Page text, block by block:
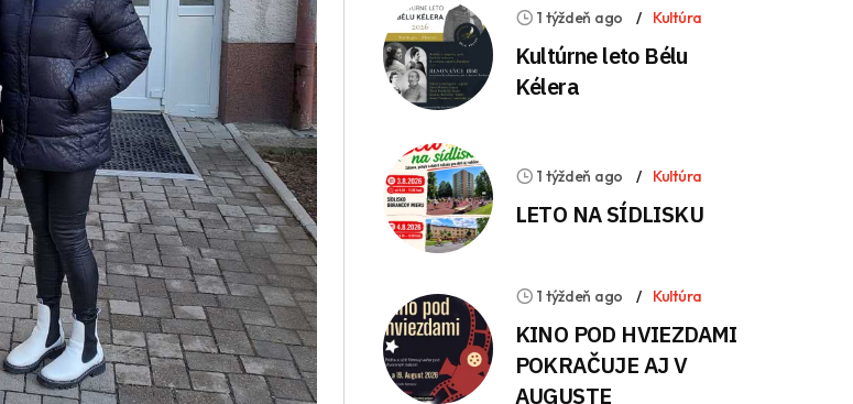
1 týždeň ago Kultúra
Kultúrne leto Bélu
Kélera
1 týždeň ago Kultúra
LETO NA SÍDLISKU
1 týždeň ago Kultúra
KINO POD HVIEZDAMI
POKRAČUJE AJ V
AUGUSTE